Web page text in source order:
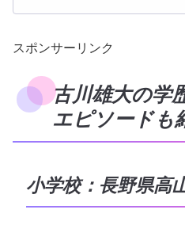
スポンサーリンク
古川雄大の学
エピソードも
小学校：長野県高